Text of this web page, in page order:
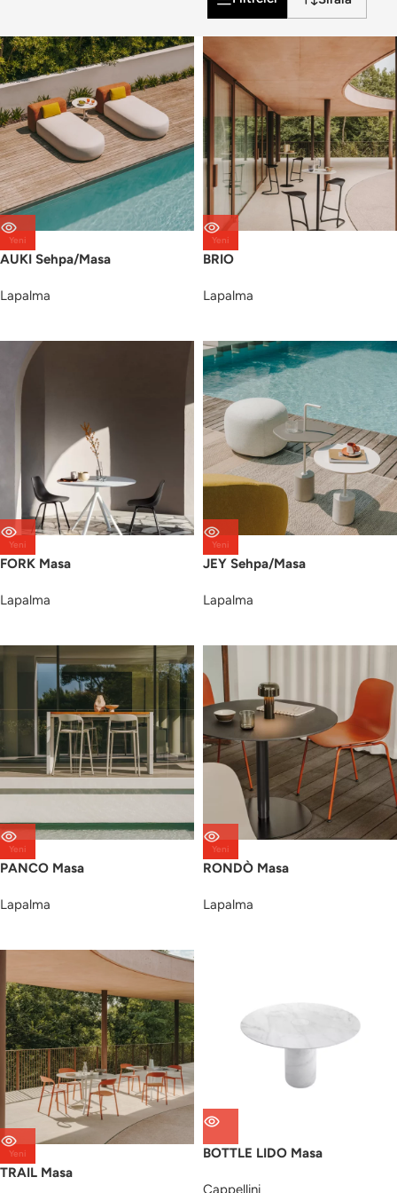
Yeni
AUKI Sehpa/Masa
Lapalma
Yeni
BRIO
Lapalma
Yeni
FORK Masa
Lapalma
Yeni
JEY Sehpa/Masa
Lapalma
Yeni
PANCO Masa
Lapalma
Yeni
RONDÒ Masa
Lapalma
Yeni
TRAIL Masa
BOTTLE LIDO Masa
Cappellini